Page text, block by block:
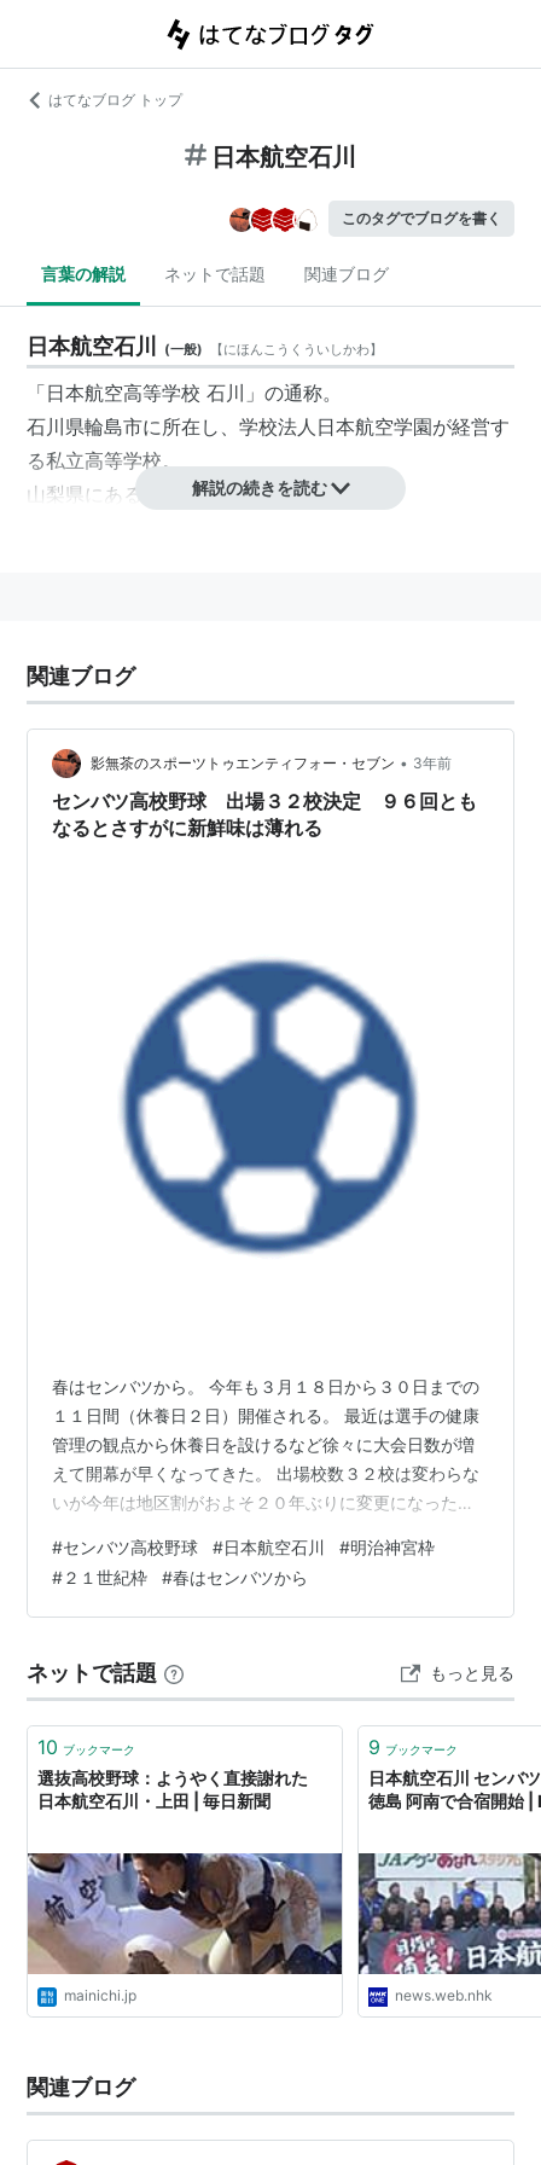
はてなブログ トップ
日本航空石川
このタグでブログを書く
言葉の解説 ネットで話題 関連ブログ
日本航空石川 (一般) 【にほんこうくういしかわ】
「日本航空高等学校 石川」の通称。
石川県輪島市に所在し、学校法人日本航空学園が経営す
る私立高等学校。
山梨県にある日本航空高等学校の系列校。
解説の続きを読む
関連ブログ
影無茶のスポーツトゥエンティフォー・セブン • 3年前
センバツ高校野球 出場３２校決定 ９６回とも
なるとさすがに新鮮味は薄れる
春はセンバツから。 今年も３月１８日から３０日までの
１１日間（休養日２日）開催される。 最近は選手の健康
管理の観点から休養日を設けるなど徐々に大会日数が増
えて開幕が早くなってきた。 出場校数３２校は変わらな
いが今年は地区割がおよそ２０年ぶりに変更になった。
うので以下に出場校を記する。 〇北海道（１） 北海 〇
東北（３←２） 青森山田、八戸学院光星、学法石川 〇関
東・東京（６） 作新学院、山梨学院、健大高崎、常総学
商、愛工大名電 〇北信越（２）＋神宮枠（１） 星稜、敦
賀気比、日本航空石川 〇…
#センバツ高校野球 #日本航空石川 #明治神宮枠
#２１世紀枠 #春はセンバツから
ネットで話題 もっと見る
10 ブックマーク
選抜高校野球：ようやく直接謝れた
日本航空石川・上田 | 毎日新聞
mainichi.jp
9 ブックマーク
日本航空石川 センバ
徳島 阿南で合宿開始 |
news.web.nhk
関連ブログ